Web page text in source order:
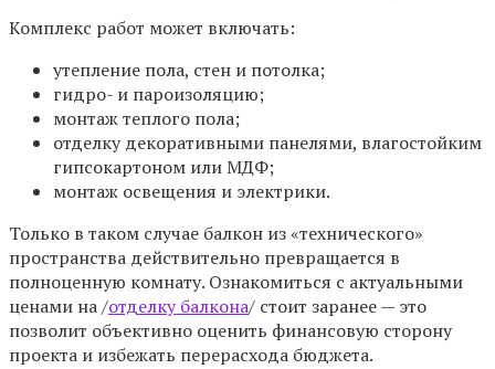
Комплекс работ может включать:
утепление пола, стен и потолка;
гидро- и пароизоляцию;
монтаж теплого пола;
отделку декоративными панелями, влагостойким
гипсокартоном или МДФ;
монтаж освещения и электрики.
Только в таком случае балкон из «технического»
пространства действительно превращается в
полноценную комнату. Ознакомиться с актуальными
ценами на /отделку балкона/ стоит заранее — это
позволит объективно оценить финансовую сторону
проекта и избежать перерасхода бюджета.